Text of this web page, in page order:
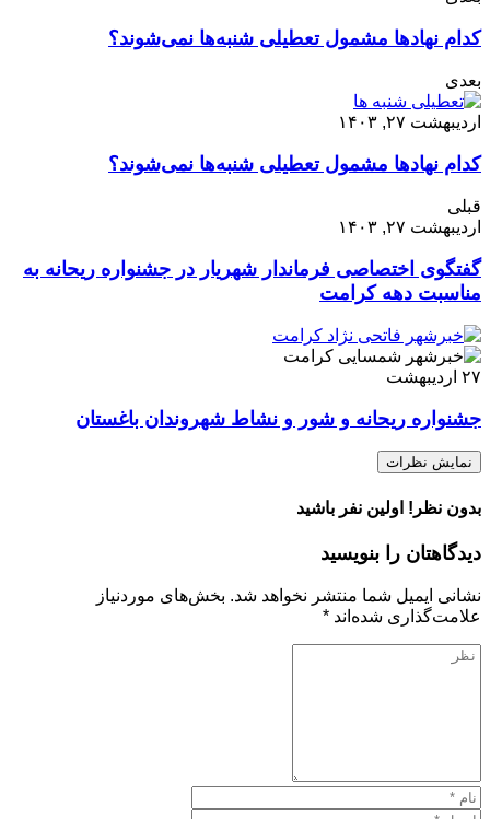
کدام نهاد‌ها مشمول تعطیلی شنبه‌ها نمی‌شوند؟
بعدی
اردیبهشت ۲۷, ۱۴۰۳
کدام نهاد‌ها مشمول تعطیلی شنبه‌ها نمی‌شوند؟
قبلی
اردیبهشت ۲۷, ۱۴۰۳
گفتگوی اختصاصی فرماندار شهریار در جشنواره ریحانه به
مناسبت دهه کرامت
۲۷ اردیبهشت
جشنواره ریحانه و شور و نشاط شهروندان باغستان
نمایش نظرات
بدون نظر! اولین نفر باشید
دیدگاهتان را بنویسید
نشانی ایمیل شما منتشر نخواهد شد. بخش‌های موردنیاز
علامت‌گذاری شده‌اند *